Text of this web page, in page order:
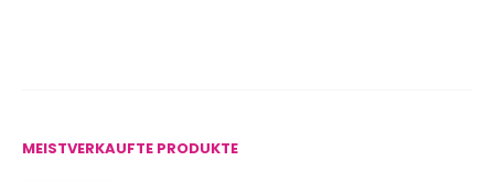
MEISTVERKAUFTE PRODUKTE